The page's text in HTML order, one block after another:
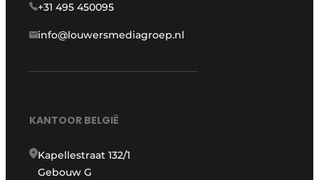
+31 495 450095
info@louwersmediagroep.nl
KANTOOR BELGIË
Kapellestraat 132/1
Gebouw G